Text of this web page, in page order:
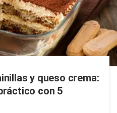
y queso crema:
con 5